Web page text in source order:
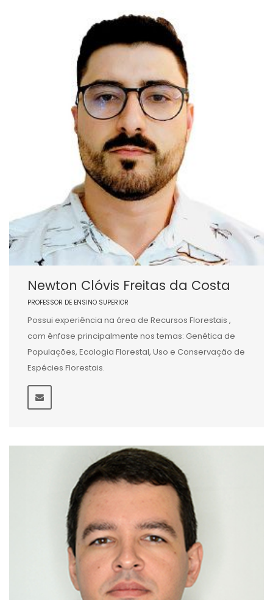
Newton Clóvis Freitas da Costa
PROFESSOR DE ENSINO SUPERIOR
Possui experiência na área de Recursos Florestais ,
com ênfase principalmente nos temas: Genética de
Populações, Ecologia Florestal, Uso e Conservação de
Espécies Florestais.